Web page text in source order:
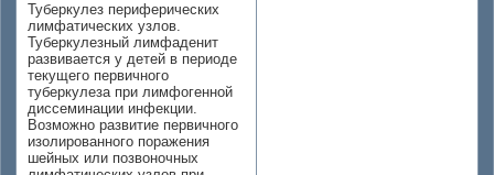
Туберкулез периферических
лимфатических узлов.
Туберкулезный лимфаденит
развивается у детей в периоде
текущего первичного
туберкулеза при лимфогенной
диссеминации инфекции.
Возможно развитие первичного
изолированного поражения
шейных или позвоночных